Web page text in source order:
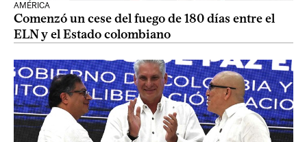
AMÉRICA
Comenzó un cese del fuego de 180 días entre el
ELN y el Estado colombiano